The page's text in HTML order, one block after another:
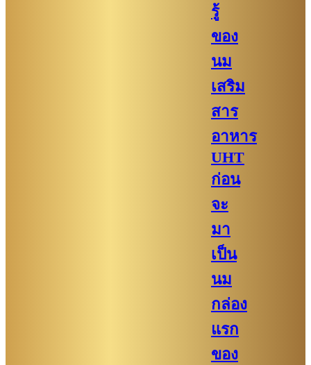
รู้
ของ
นม
เสริม
สาร
อาหาร
UHT
ก่อน
จะ
มา
เป็น
นม
กล่อง
แรก
ของ